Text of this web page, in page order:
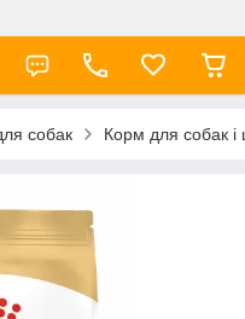
собак Корм для собак і